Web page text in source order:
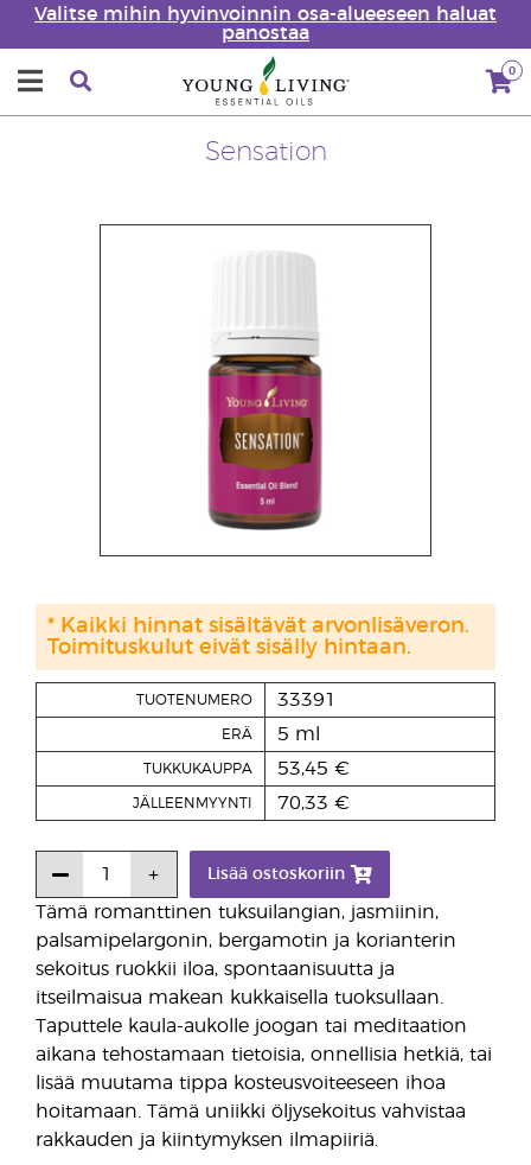
Valitse mihin hyvinvoinnin osa-alueeseen haluat
panostaa
0
Sensation
Tämä romanttinen tuksuilangian, jasmiinin,
palsamipelargonin, bergamotin ja korianterin
sekoitus ruokkii iloa, spontaanisuutta ja
itseilmaisua makean kukkaisella tuoksullaan.
Taputtele kaula-aukolle joogan tai meditaation
aikana tehostamaan tietoisia, onnellisia hetkiä, tai
lisää muutama tippa kosteusvoiteeseen ihoa
hoitamaan. Tämä uniikki öljysekoitus vahvistaa
rakkauden ja kiintymyksen ilmapiiriä.
TUOTENUMERO 33391
ERÄ 5 ml
TUKKUKAUPPA 53,45 €
JÄLLEENMYYNTI 70,33 €
Lisää ostoskoriin
* Kaikki hinnat sisältävät arvonlisäveron.
Toimituskulut eivät sisälly hintaan.